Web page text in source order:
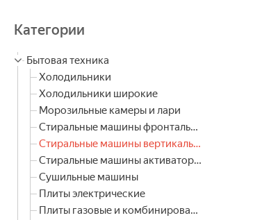
Категории
Бытовая техника
Холодильники
Холодильники широкие
Морозильные камеры и лари
Стиральные машины фронтальные
Стиральные машины вертикальные
Стиральные машины активаторные
Сушильные машины
Плиты электрические
Плиты газовые и комбинированные